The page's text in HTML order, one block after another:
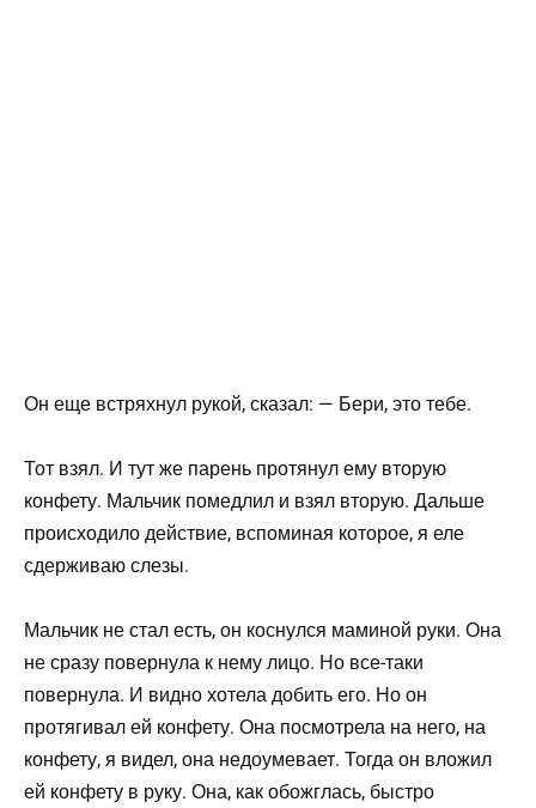
Он еще встряхнул рукой, сказал: — Бери, это тебе.
Тот взял. И тут же парень протянул ему вторую
конфету. Мальчик помедлил и взял вторую. Дальше
происходило действие, вспоминая которое, я еле
сдерживаю слезы.
Мальчик не стал есть, он коснулся маминой руки. Она
не сразу повернула к нему лицо. Но все-таки
повернула. И видно хотела добить его. Но он
протягивал ей конфету. Она посмотрела на него, на
конфету, я видел, она недоумевает. Тогда он вложил
ей конфету в руку. Она, как обожглась, быстро